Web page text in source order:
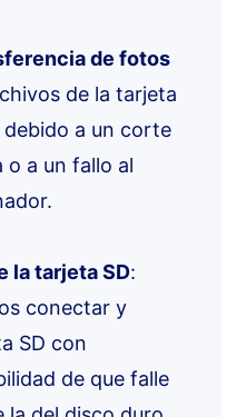
de fotos
de la tarjeta
debido a un corte
o a un fallo al
la tarjeta SD:
conectar y
SD con
de que falle